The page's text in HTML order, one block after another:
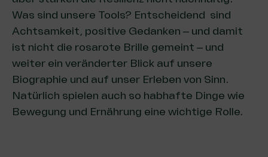
Was sind unsere Tools? Entscheidend sind
Achtsamkeit, positive Gedanken – und damit
ist nicht die rosarote Brille gemeint – und
weiter ein veränderter Blick auf unsere
Biographie und auf unser Erleben von Sinn.
Natürlich spielen auch so habhafte Dinge wie
Bewegung und Ernährung eine wichtige Rolle.